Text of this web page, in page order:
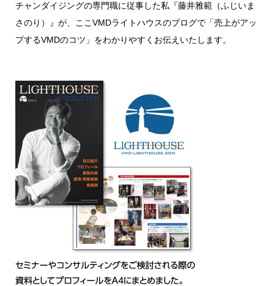
チャンダイジングの専門職に従事した私『藤井雅範（ふじいま
さのり）』が、ここVMDライトハウスのブログで「売上がアッ
プするVMDのコツ」をわかりやすくお伝えいたします。